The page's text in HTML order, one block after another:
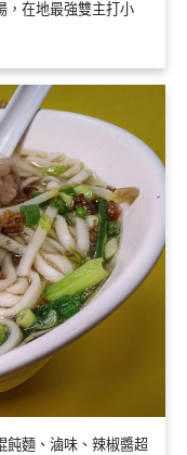
，在地最強雙主打小
飩麵、滷味、辣椒醬超